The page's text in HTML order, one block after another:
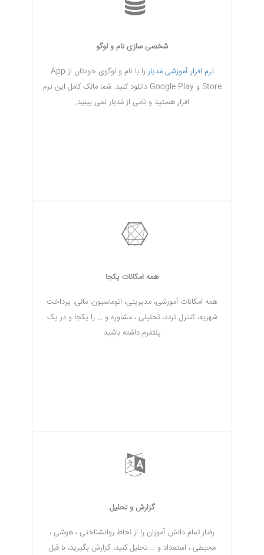
شخصی سازی نام و لوگو
نرم افزار آموزشی مَدیار
را با نام و لوگوی خودتان از App
Store و Google Play دانلود کنید. شما مالک کامل این نرم
افزار هستید و نامی از مَدیار نمی بینید.
همه امکانات یکجا
همه امکانات آموزشی، مدیریتی، اتوماسیون، مالی، پرداخت
شهریه، کنترل تردد، تحلیلی ، مشاوره و ... را یکجا و در یک
پلتفرم داشته باشید
گزارش و تحلیل
رفتار تمام دانش آموزان را از لحاظ روانشناختی ، هوشی ،
محیطی ، استعداد و ... تحلیل کنید، گزارش بگیرید، با قبل